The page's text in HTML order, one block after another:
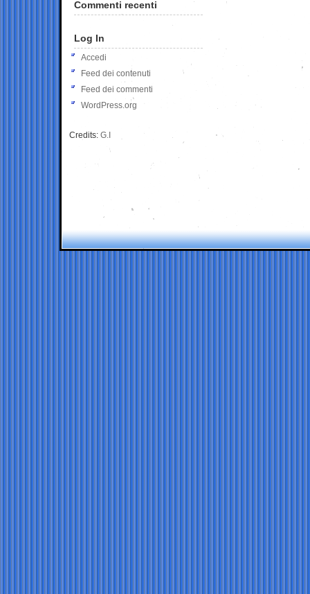
Commenti recenti
Log In
Accedi
Feed dei contenuti
Feed dei commenti
WordPress.org
Credits: G.I